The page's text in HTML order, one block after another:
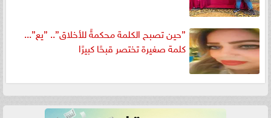
”حين تصبح الكلمة محكمةً للأخلاق”.. ”يع”...
كلمة صغيرة تختصر قبحًا كبيرًا